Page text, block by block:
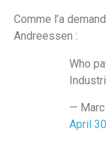
Comme l’a
Andreessen :
Who
— Marc
April